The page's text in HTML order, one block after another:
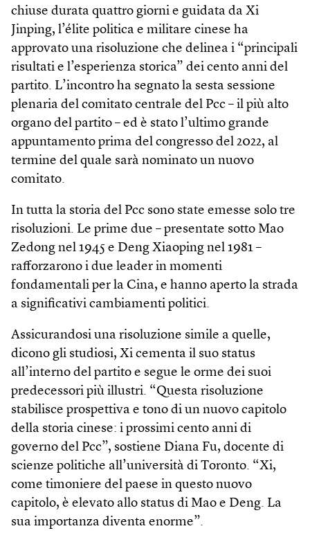
chiuse durata quattro giorni e guidata da Xi
Jinping, l’élite politica e militare cinese ha
approvato una risoluzione che delinea i “principali
risultati e l’esperienza storica” dei cento anni del
partito. L’incontro ha segnato la sesta sessione
plenaria del comitato centrale del Pcc – il più alto
organo del partito – ed è stato l’ultimo grande
appuntamento prima del congresso del 2022, al
termine del quale sarà nominato un nuovo
comitato.
In tutta la storia del Pcc sono state emesse solo tre
risoluzioni. Le prime due – presentate sotto Mao
Zedong nel 1945 e Deng Xiaoping nel 1981 –
rafforzarono i due leader in momenti
fondamentali per la Cina, e hanno aperto la strada
a significativi cambiamenti politici.
Assicurandosi una risoluzione simile a quelle,
dicono gli studiosi, Xi cementa il suo status
all’interno del partito e segue le orme dei suoi
predecessori più illustri. “Questa risoluzione
stabilisce prospettiva e tono di un nuovo capitolo
della storia cinese: i prossimi cento anni di
governo del Pcc”, sostiene Diana Fu, docente di
scienze politiche all’università di Toronto. “Xi,
come timoniere del paese in questo nuovo
capitolo, è elevato allo status di Mao e Deng. La
sua importanza diventa enorme”.